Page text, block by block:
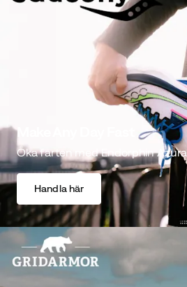
Make Any Day Fast
Öka farten med Endorphin Azura
Handla här